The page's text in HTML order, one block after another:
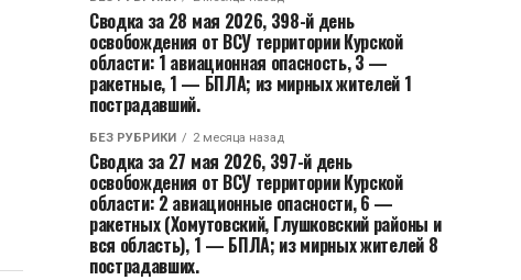
Сводка за 28 мая 2026, 398-й день
освобождения от ВСУ территории Курской
области: 1 авиационная опасность, 3 —
ракетные, 1 — БПЛА; из мирных жителей 1
пострадавший.
БЕЗ РУБРИКИ 2 месяца назад
Сводка за 27 мая 2026, 397-й день
освобождения от ВСУ территории Курской
области: 2 авиационные опасности, 6 —
ракетных (Хомутовский, Глушковский районы и
вся область), 1 — БПЛА; из мирных жителей 8
пострадавших.